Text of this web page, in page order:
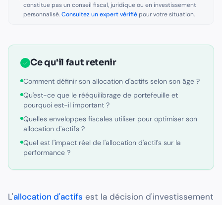
constitue pas un conseil fiscal, juridique ou en investissement
personnalisé.Consultez un expert vérifiépour votre situation.
Ce qu'il faut retenir
Comment définir son allocation d'actifs selon son âge ?
Qu'est-ce que le rééquilibrage de portefeuille et
pourquoi est-il important ?
Quelles enveloppes fiscales utiliser pour optimiser son
allocation d'actifs ?
Quel est l'impact réel de l'allocation d'actifs sur la
performance ?
L'allocation d'actifs est la décision d'investissement